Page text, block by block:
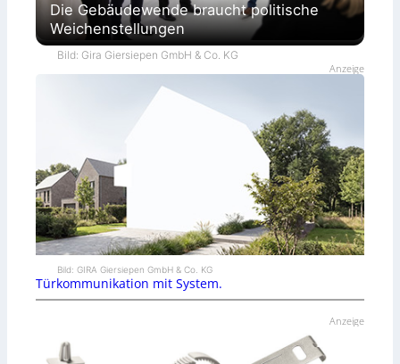
Die Gebäudewende braucht politische
Weichenstellungen
Bild: Gira Giersiepen GmbH & Co. KG
Anzeige
Bild: GIRA Giersiepen GmbH & Co. KG
Türkommunikation mit System.
Anzeige